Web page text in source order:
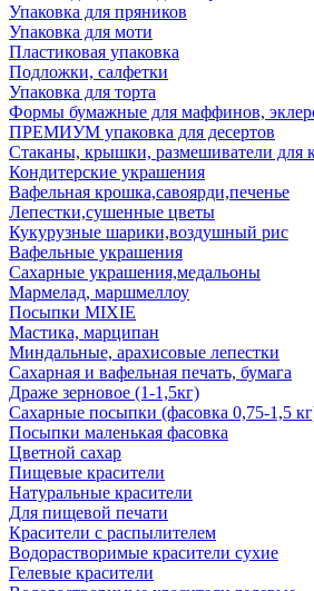
Упаковка для пряников
Упаковка для моти
Пластиковая упаковка
Подложки, салфетки
Упаковка для торта
Формы бумажные для маффинов,
ПРЕМИУМ упаковка для десертов
Стаканы, крышки, размешиватели для
Кондитерские украшения
Вафельная крошка,савоярди,печенье
Лепестки,сушенные цветы
Кукурузные шарики,воздушный рис
Вафельные украшения
Сахарные украшения,медальоны
Мармелад, маршмеллоу
Посыпки MIXIE
Мастика, марципан
Миндальные, арахисовые лепестки
Сахарная и вафельная печать, бумага
Драже зерновое (1-1,5кг)
Сахарные посыпки (фасовка 0,75-1,5
Посыпки маленькая фасовка
Цветной сахар
Пищевые красители
Натуральные красители
Для пищевой печати
Красители с распылителем
Водорастворимые красители сухие
Гелевые красители